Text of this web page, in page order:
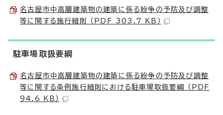
名古屋市中高層建築物の建築に係る紛争の予防及び調整
等に関する施行細則 （PDF 303.7 KB）
駐車場取扱要綱
名古屋市中高層建築物の建築に係る紛争の予防及び調整
等に関する条例施行細則における駐車場取扱要綱 （PDF
94.6 KB）